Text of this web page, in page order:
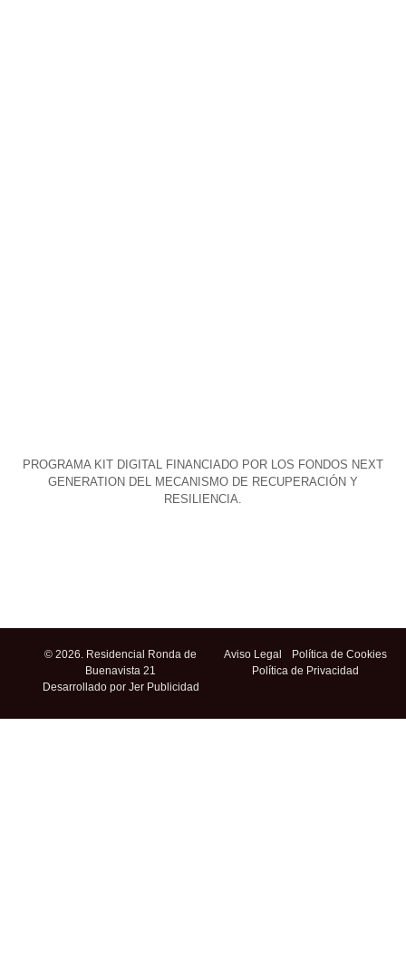
PROGRAMA KIT DIGITAL FINANCIADO POR LOS FONDOS NEXT
GENERATION DEL MECANISMO DE RECUPERACIÓN Y
RESILIENCIA.
© 2026. Residencial Ronda de
Buenavista 21
Desarrollado por Jer Publicidad
Aviso Legal
Política de Cookies
Política de Privacidad